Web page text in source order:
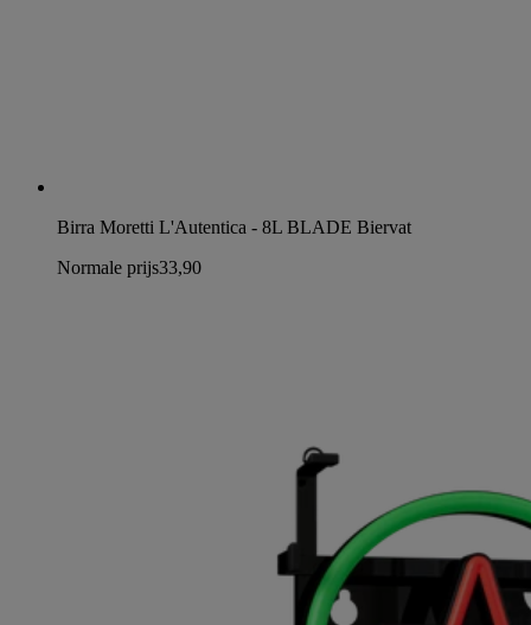
Birra Moretti L'Autentica - 8L BLADE Biervat
Normale prijs33,90